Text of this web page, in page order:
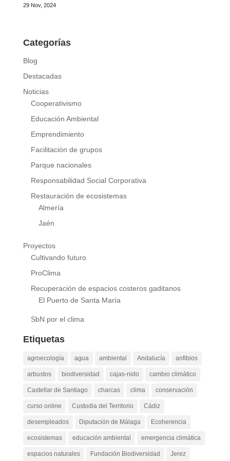
29 Nov, 2024
Categorías
Blog
Destacadas
Noticias
Cooperativismo
Educación Ambiental
Emprendimiento
Facilitación de grupos
Parque nacionales
Responsabilidad Social Corporativa
Restauración de ecosistemas
Almería
Jaén
Proyectos
Cultivando futuro
ProClima
Recuperación de espacios costeros gaditanos
El Puerto de Santa María
SbN por el clima
Etiquetas
agroecología agua ambiental Andalucía anfibios
arbustos biodiversidad cajas-nido cambio climático
Castellar de Santiago charcas clima conservación
curso online Custodia del Territorio Cádiz
desempleados Diputación de Málaga Ecoherencia
ecosistemas educación ambiental emergencia climática
espacios naturales Fundación Biodiversidad Jerez